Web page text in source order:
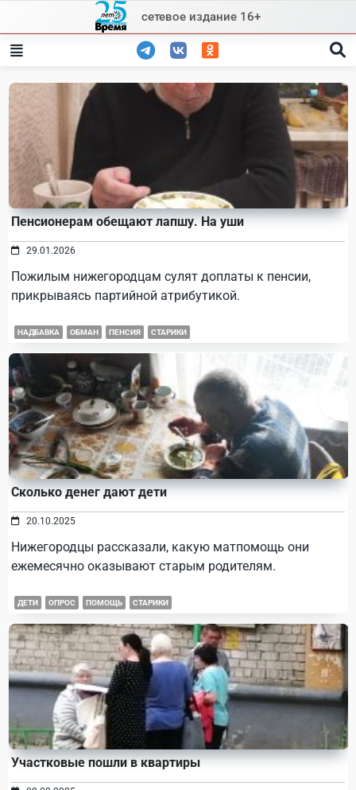
content
сетевое издание 16+
Пенсионерам обещают лапшу. На уши
29.01.2026
Пожилым нижегородцам сулят доплаты к пенсии,
прикрываясь партийной атрибутикой.
НАДБАВКА ОБМАН ПЕНСИЯ СТАРИКИ
Сколько денег дают дети
20.10.2025
Нижегородцы рассказали, какую матпомощь они
ежемесячно оказывают старым родителям.
ДЕТИ ОПРОС ПОМОЩЬ СТАРИКИ
Участковые пошли в квартиры